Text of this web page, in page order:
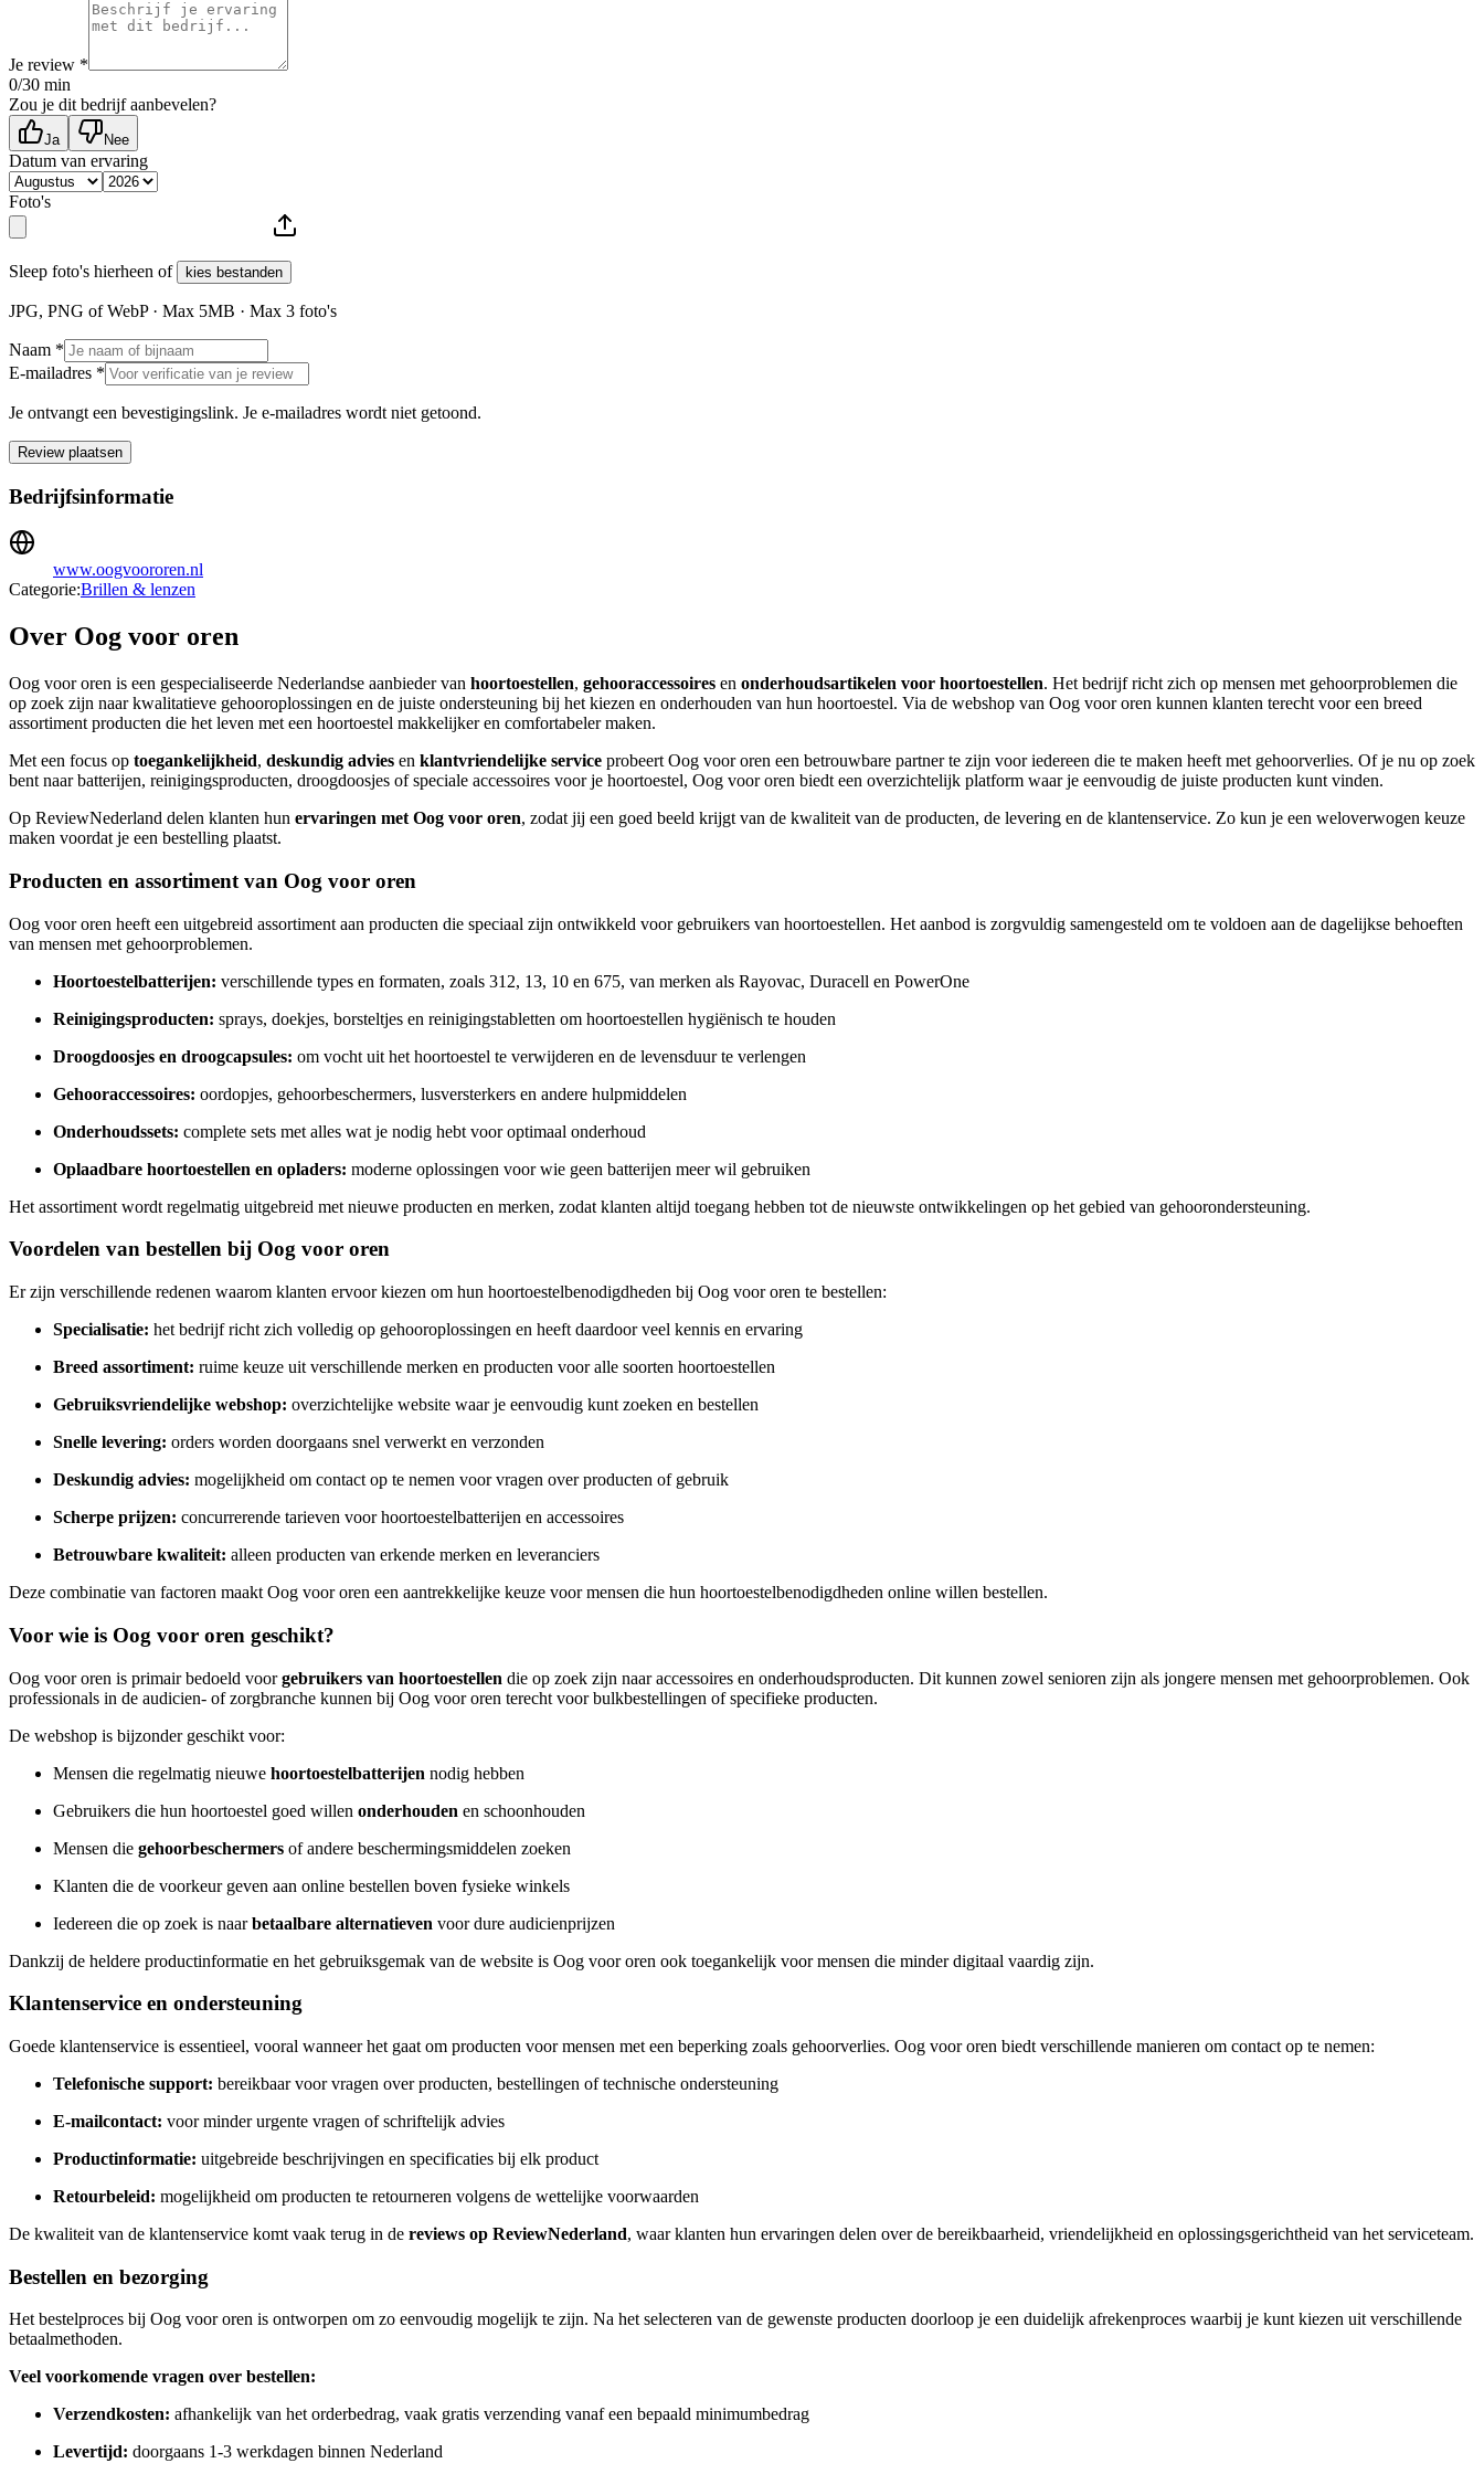
Je review *
0/30 min
Zou je dit bedrijf aanbevelen?
Ja Nee
Datum van ervaring
Foto's
Sleep foto's hierheen of kies bestanden
JPG, PNG of WebP · Max 5MB · Max 3 foto's
Naam *
E-mailadres *
Je ontvangt een bevestigingslink. Je e-mailadres wordt niet getoond.
Review plaatsen
Bedrijfsinformatie
www.oogvoororen.nl
Categorie:Brillen & lenzen
Over Oog voor oren
Oog voor oren is een gespecialiseerde Nederlandse aanbieder van hoortoestellen, gehooraccessoires en onderhoudsartikelen voor hoortoestellen. Het bedrijf richt zich op mensen met gehoorproblemen die
op zoek zijn naar kwalitatieve gehooroplossingen en de juiste ondersteuning bij het kiezen en onderhouden van hun hoortoestel. Via de webshop van Oog voor oren kunnen klanten terecht voor een breed
assortiment producten die het leven met een hoortoestel makkelijker en comfortabeler maken.
Met een focus op toegankelijkheid, deskundig advies en klantvriendelijke service probeert Oog voor oren een betrouwbare partner te zijn voor iedereen die te maken heeft met gehoorverlies. Of je nu op zoek
bent naar batterijen, reinigingsproducten, droogdoosjes of speciale accessoires voor je hoortoestel, Oog voor oren biedt een overzichtelijk platform waar je eenvoudig de juiste producten kunt vinden.
Op ReviewNederland delen klanten hun ervaringen met Oog voor oren, zodat jij een goed beeld krijgt van de kwaliteit van de producten, de levering en de klantenservice. Zo kun je een weloverwogen keuze
maken voordat je een bestelling plaatst.
Producten en assortiment van Oog voor oren
Oog voor oren heeft een uitgebreid assortiment aan producten die speciaal zijn ontwikkeld voor gebruikers van hoortoestellen. Het aanbod is zorgvuldig samengesteld om te voldoen aan de dagelijkse behoeften
van mensen met gehoorproblemen.
Hoortoestelbatterijen: verschillende types en formaten, zoals 312, 13, 10 en 675, van merken als Rayovac, Duracell en PowerOne
Reinigingsproducten: sprays, doekjes, borsteltjes en reinigingstabletten om hoortoestellen hygiënisch te houden
Droogdoosjes en droogcapsules: om vocht uit het hoortoestel te verwijderen en de levensduur te verlengen
Gehooraccessoires: oordopjes, gehoorbeschermers, lusversterkers en andere hulpmiddelen
Onderhoudssets: complete sets met alles wat je nodig hebt voor optimaal onderhoud
Oplaadbare hoortoestellen en opladers: moderne oplossingen voor wie geen batterijen meer wil gebruiken
Het assortiment wordt regelmatig uitgebreid met nieuwe producten en merken, zodat klanten altijd toegang hebben tot de nieuwste ontwikkelingen op het gebied van gehoorondersteuning.
Voordelen van bestellen bij Oog voor oren
Er zijn verschillende redenen waarom klanten ervoor kiezen om hun hoortoestelbenodigdheden bij Oog voor oren te bestellen:
Specialisatie: het bedrijf richt zich volledig op gehooroplossingen en heeft daardoor veel kennis en ervaring
Breed assortiment: ruime keuze uit verschillende merken en producten voor alle soorten hoortoestellen
Gebruiksvriendelijke webshop: overzichtelijke website waar je eenvoudig kunt zoeken en bestellen
Snelle levering: orders worden doorgaans snel verwerkt en verzonden
Deskundig advies: mogelijkheid om contact op te nemen voor vragen over producten of gebruik
Scherpe prijzen: concurrerende tarieven voor hoortoestelbatterijen en accessoires
Betrouwbare kwaliteit: alleen producten van erkende merken en leveranciers
Deze combinatie van factoren maakt Oog voor oren een aantrekkelijke keuze voor mensen die hun hoortoestelbenodigdheden online willen bestellen.
Voor wie is Oog voor oren geschikt?
Oog voor oren is primair bedoeld voorgebruikers van hoortoestellen die op zoek zijn naar accessoires en onderhoudsproducten. Dit kunnen zowel senioren zijn als jongere mensen met gehoorproblemen. Ook
professionals in de audicien- of zorgbranche kunnen bij Oog voor oren terecht voor bulkbestellingen of specifieke producten.
De webshop is bijzonder geschikt voor:
Mensen die regelmatig nieuwe hoortoestelbatterijen nodig hebben
Gebruikers die hun hoortoestel goed willen onderhouden en schoonhouden
Mensen die gehoorbeschermers of andere beschermingsmiddelen zoeken
Klanten die de voorkeur geven aan online bestellen boven fysieke winkels
Iedereen die op zoek is naarbetaalbare alternatieven voor dure audicienprijzen
Dankzij de heldere productinformatie en het gebruiksgemak van de website is Oog voor oren ook toegankelijk voor mensen die minder digitaal vaardig zijn.
Klantenservice en ondersteuning
Goede klantenservice is essentieel, vooral wanneer het gaat om producten voor mensen met een beperking zoals gehoorverlies. Oog voor oren biedt verschillende manieren om contact op te nemen:
Telefonische support: bereikbaar voor vragen over producten, bestellingen of technische ondersteuning
E-mailcontact: voor minder urgente vragen of schriftelijk advies
Productinformatie: uitgebreide beschrijvingen en specificaties bij elk product
Retourbeleid: mogelijkheid om producten te retourneren volgens de wettelijke voorwaarden
De kwaliteit van de klantenservice komt vaak terug in de reviews op ReviewNederland, waar klanten hun ervaringen delen over de bereikbaarheid, vriendelijkheid en oplossingsgerichtheid van het serviceteam.
Bestellen en bezorging
Het bestelproces bij Oog voor oren is ontworpen om zo eenvoudig mogelijk te zijn. Na het selecteren van de gewenste producten doorloop je een duidelijk afrekenproces waarbij je kunt kiezen uit verschillende
betaalmethoden.
Veel voorkomende vragen over bestellen:
Verzendkosten: afhankelijk van het orderbedrag, vaak gratis verzending vanaf een bepaald minimumbedrag
Levertijd: doorgaans 1-3 werkdagen binnen Nederland